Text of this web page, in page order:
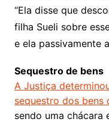
“Ela disse que
filha Sueli sobre
e ela passivamente
Sequestro de bens
A Justiça
sequestro dos bens
sendo uma chácara